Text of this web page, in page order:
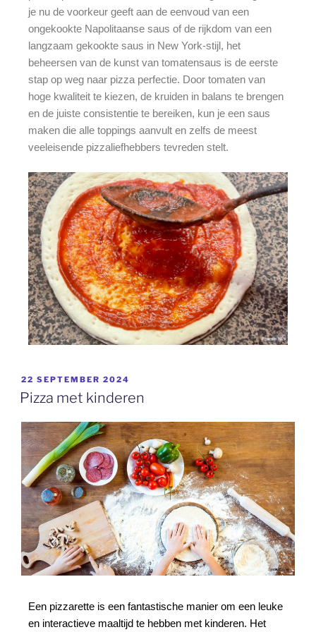
je nu de voorkeur geeft aan de eenvoud van een
ongekookte Napolitaanse saus of de rijkdom van een
langzaam gekookte saus in New York-stijl, het
beheersen van de kunst van tomatensaus is de eerste
stap op weg naar pizza perfectie. Door tomaten van
hoge kwaliteit te kiezen, de kruiden in balans te brengen
en de juiste consistentie te bereiken, kun je een saus
maken die alle toppings aanvult en zelfs de meest
veeleisende pizzaliefhebbers tevreden stelt.
22 SEPTEMBER 2024
Pizza met kinderen
Een pizzarette is een fantastische manier om een leuke
en interactieve maaltijd te hebben met kinderen. Het